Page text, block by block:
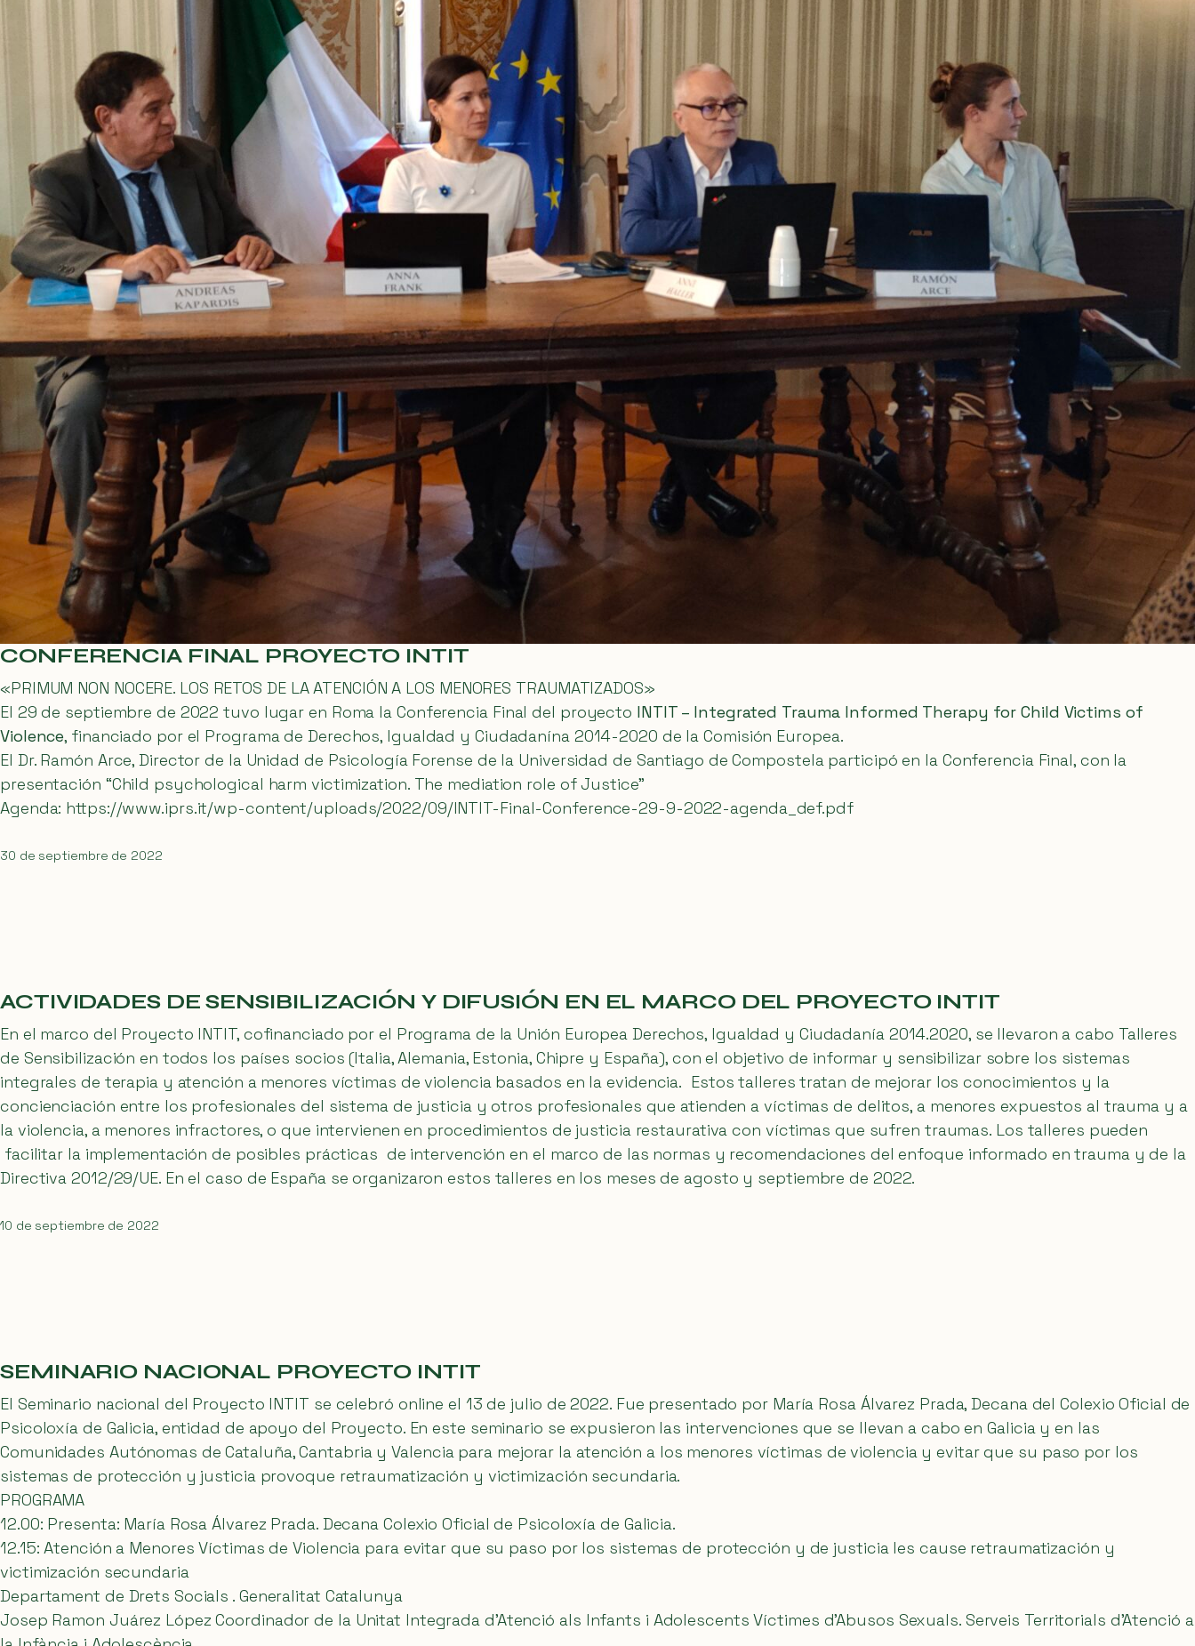
CONFERENCIA FINAL PROYECTO INTIT
«PRIMUM NON NOCERE. LOS RETOS DE LA ATENCIÓN A LOS MENORES TRAUMATIZADOS»
El 29 de septiembre de 2022 tuvo lugar en Roma la Conferencia Final del proyecto INTIT – Integrated Trauma Informed Therapy for Child Victims of
Violence, financiado por el Programa de Derechos, Igualdad y Ciudadanína 2014-2020 de la Comisión Europea.
El Dr. Ramón Arce, Director de la Unidad de Psicología Forense de la Universidad de Santiago de Compostela participó en la Conferencia Final, con la
presentación “Child psychological harm victimization. The mediation role of Justice”
Agenda: https://www.iprs.it/wp-content/uploads/2022/09/INTIT-Final-Conference-29-9-2022-agenda_def.pdf
30 de septiembre de 2022
ACTIVIDADES DE SENSIBILIZACIÓN Y DIFUSIÓN EN EL MARCO DEL PROYECTO INTIT
En el marco del Proyecto INTIT, cofinanciado por el Programa de la Unión Europea Derechos, Igualdad y Ciudadanía 2014.2020, se llevaron a cabo Talleres
de Sensibilización en todos los países socios (Italia, Alemania, Estonia, Chipre y España), con el objetivo de informar y sensibilizar sobre los sistemas
integrales de terapia y atención a menores víctimas de violencia basados en la evidencia. Estos talleres tratan de mejorar los conocimientos y la
concienciación entre los profesionales del sistema de justicia y otros profesionales que atienden a víctimas de delitos, a menores expuestos al trauma y a
la violencia, a menores infractores, o que intervienen en procedimientos de justicia restaurativa con víctimas que sufren traumas. Los talleres pueden
facilitar la implementación de posibles prácticas de intervención en el marco de las normas y recomendaciones del enfoque informado en trauma y de la
Directiva 2012/29/UE. En el caso de España se organizaron estos talleres en los meses de agosto y septiembre de 2022.
10 de septiembre de 2022
SEMINARIO NACIONAL PROYECTO INTIT
El Seminario nacional del Proyecto INTIT se celebró online el 13 de julio de 2022. Fue presentado por María Rosa Álvarez Prada, Decana del Colexio Oficial de
Psicoloxía de Galicia, entidad de apoyo del Proyecto. En este seminario se expusieron las intervenciones que se llevan a cabo en Galicia y en las
Comunidades Autónomas de Cataluña, Cantabria y Valencia para mejorar la atención a los menores víctimas de violencia y evitar que su paso por los
sistemas de protección y justicia provoque retraumatización y victimización secundaria.
PROGRAMA
12.00: Presenta: María Rosa Álvarez Prada. Decana Colexio Oficial de Psicoloxía de Galicia.
12.15: Atención a Menores Víctimas de Violencia para evitar que su paso por los sistemas de protección y de justicia les cause retraumatización y
victimización secundaria
Departament de Drets Socials . Generalitat Catalunya
Josep Ramon Juárez López Coordinador de la Unitat Integrada d’Atenció als Infants i Adolescents Víctimes d’Abusos Sexuals. Serveis Territorials d’Atenció a